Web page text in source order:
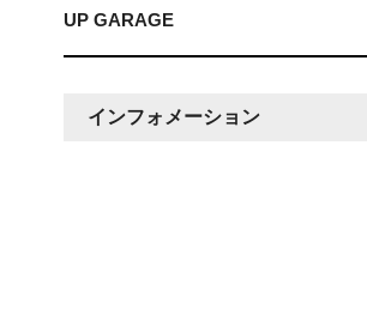
UP GARAGE
インフォメーション